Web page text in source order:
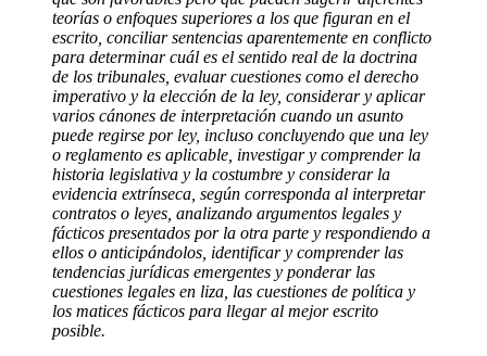
teorías o enfoques superiores a los que figuran en el
escrito, conciliar sentencias aparentemente en conflicto
para determinar cuál es el sentido real de la doctrina
de los tribunales, evaluar cuestiones como el derecho
imperativo y la elección de la ley, considerar y aplicar
varios cánones de interpretación cuando un asunto
puede regirse por ley, incluso concluyendo que una ley
o reglamento es aplicable, investigar y comprender la
historia legislativa y la costumbre y considerar la
evidencia extrínseca, según corresponda al interpretar
contratos o leyes, analizando argumentos legales y
fácticos presentados por la otra parte y respondiendo a
ellos o anticipándolos, identificar y comprender las
tendencias jurídicas emergentes y ponderar las
cuestiones legales en liza, las cuestiones de política y
los matices fácticos para llegar al mejor escrito
posible.